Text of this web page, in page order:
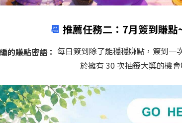
📆 推薦任務二：7月簽到賺
的賺點密語： 每日簽到除了能穩穩賺點，簽到一
於擁有 30 次抽籤大獎的機